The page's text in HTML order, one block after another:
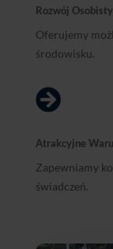
Rozwój Osobisty
Oferujemy
środowisku.

Atrakcyjne
Zapewniamy
świadczeń.